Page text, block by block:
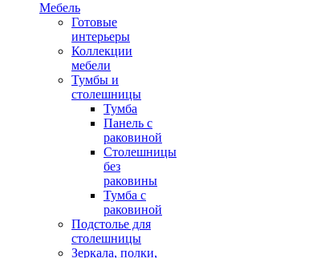
Мебель
Готовые
интерьеры
Коллекции
мебели
Тумбы и
столешницы
Тумба
Панель с
раковиной
Столешницы
без
раковины
Тумба с
раковиной
Подстолье для
столешницы
Зеркала, полки,